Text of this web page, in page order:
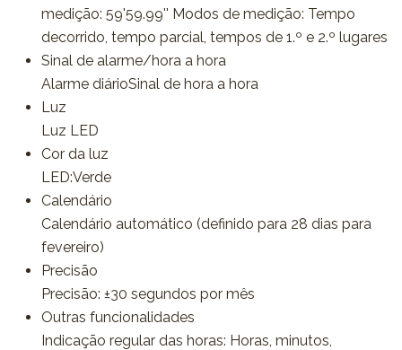
medição: 59'59.99'' Modos de medição: Tempo
decorrido, tempo parcial, tempos de 1.º e 2.º lugares
Sinal de alarme/hora a hora
Alarme diárioSinal de hora a hora
Luz
Luz LED
Cor da luz
LED:Verde
Calendário
Calendário automático (definido para 28 dias para
fevereiro)
Precisão
Precisão: ±30 segundos por mês
Outras funcionalidades
Indicação regular das horas: Horas, minutos,